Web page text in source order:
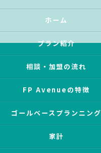
ホーム
プラン紹介
相談・加盟の流れ
FP Avenueの特徴
ゴールベースプランニング
家計